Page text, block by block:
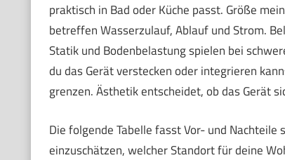
praktisch in Bad oder Küche passt. Größe
betreffen Wasserzulauf, Ablauf und Strom.
Statik und Bodenbelastung spielen bei
du das Gerät verstecken oder integrieren
grenzen. Ästhetik entscheidet, ob das Gerät
Die folgende Tabelle fasst Vor- und
einzuschätzen, welcher Standort für deine